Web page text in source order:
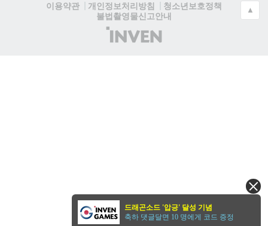
이용약관
개인정보처리방침
청소년보호정책
불법촬영물신고안내
(주)
인
▲
드래곤소드 '압긍' 달성 기념
축하 댓글달면 10 명에게 코드 증정